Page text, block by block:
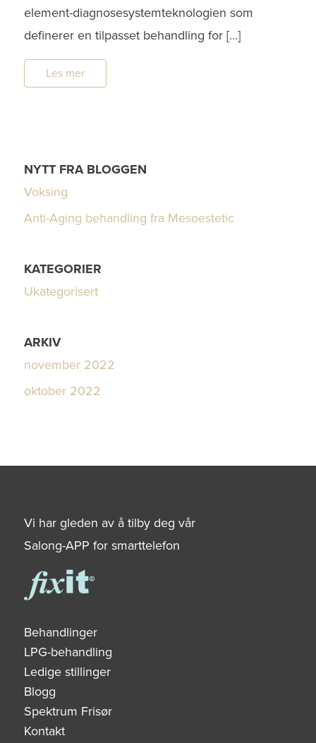
element-diagnosesystemteknologien som
definerer en tilpasset behandling for […]
Les mer
NYTT FRA BLOGGEN
Voksing
Anti-Aging behandling fra Mesoestetic
KATEGORIER
Ukategorisert
ARKIV
november 2022
oktober 2022
Vi har gleden av å tilby deg vår
Salong-APP for smarttelefon
Behandlinger
LPG-behandling
Ledige stillinger
Blogg
Spektrum Frisør
Kontakt